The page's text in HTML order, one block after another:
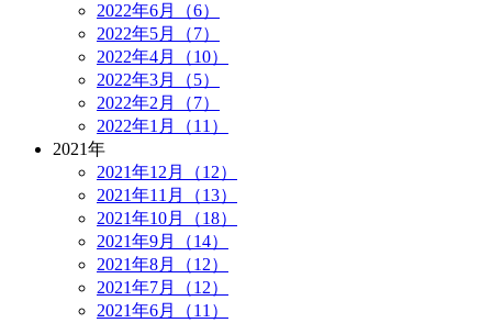
2022年6月（6）
2022年5月（7）
2022年4月（10）
2022年3月（5）
2022年2月（7）
2022年1月（11）
2021年
2021年12月（12）
2021年11月（13）
2021年10月（18）
2021年9月（14）
2021年8月（12）
2021年7月（12）
2021年6月（11）